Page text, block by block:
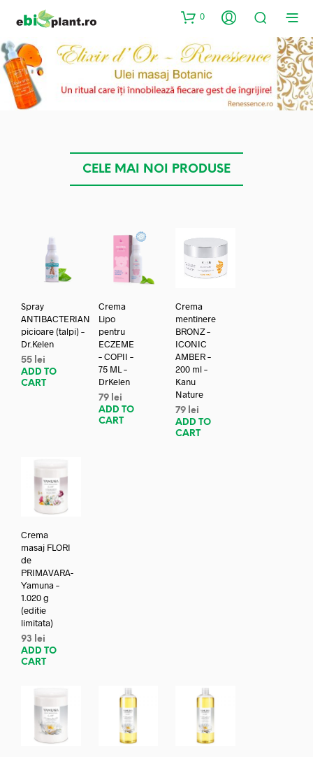
0
CELE MAI NOI PRODUSE
Spray
ANTIBACTERIAN
picioare (talpi) –
Dr.Kelen
55 lei
ADD TO
CART
Crema
Lipo
pentru
ECZEME
– COPII –
75 ML –
DrKelen
79 lei
ADD TO
CART
Crema
mentinere
BRONZ –
ICONIC
AMBER –
200 ml –
Kanu
Nature
79 lei
ADD TO
CART
Crema
masaj FLORI
de
PRIMAVARA-
Yamuna –
1.020 g
(editie
limitata)
93
lei
ADD TO
CART